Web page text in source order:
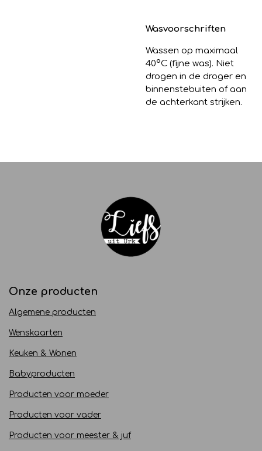
Wasvoorschriften
Wassen op maximaal
40ºC (fijne was). Niet
drogen in de droger en
binnenstebuiten of aan
de achterkant strijken.
Onze producten
Algemene producten
Wenskaarten
Keuken & Wonen
Babyproducten
Producten voor moeder
Producten voor vader
Producten voor meester & juf